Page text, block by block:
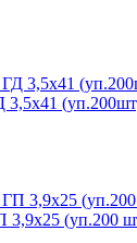
3,5х41
3,9х25 (уп.200